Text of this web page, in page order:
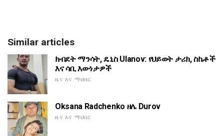
Similar articles
ክብደት ማንሳት, ዴኒስ Ulanov: የህይወት ታሪክ, ስኬቶች
እና ሳቢ እውነታዎች
ዜና እና ማህበር
Oksana Radchenko ዘሌ Durov
ዜና እና ማህበር